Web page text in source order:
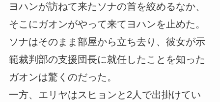
ヨハンが訪ねて来たソナの首を絞めるなか、
そこにガオンがやって来てヨハンを止めた。
ソナはそのまま部屋から立ち去り、彼女が示
範裁判部の支援団長に就任したことを知った
ガオンは驚くのだった。
一方、エリヤはスヒョンと2人で出掛けてい